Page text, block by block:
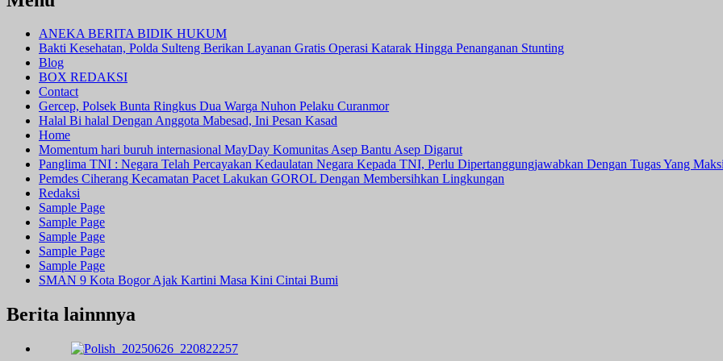
ANEKA BERITA BIDIK HUKUM
Bakti Kesehatan, Polda Sulteng Berikan Layanan Gratis Operasi Katarak Hingga Penanganan Stunting
Blog
BOX REDAKSI
Contact
Gercep, Polsek Bunta Ringkus Dua Warga Nuhon Pelaku Curanmor
Halal Bi halal Dengan Anggota Mabesad, Ini Pesan Kasad
Home
Momentum hari buruh internasional MayDay Komunitas Asep Bantu Asep Digarut
Panglima TNI : Negara Telah Percayakan Kedaulatan Negara Kepada TNI, Perlu Dipertanggungjawabkan Dengan Tugas Yang
Pemdes Ciherang Kecamatan Pacet Lakukan GOROL Dengan Membersihkan Lingkungan
Redaksi
Sample Page
Sample Page
Sample Page
Sample Page
Sample Page
SMAN 9 Kota Bogor Ajak Kartini Masa Kini Cintai Bumi
Berita lainnnya